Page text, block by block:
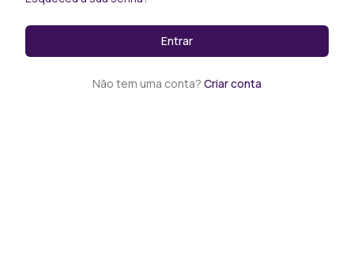
Entrar
Não tem uma conta? Criar conta